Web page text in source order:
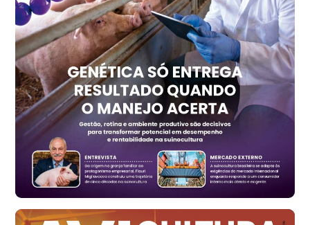
R$ 1.417,12
t
Trigo Atacado - Regional
RS
R$ 1.325,22
t
Ovo Vermelho - Regional
Vermelho
R$ 168,86
cx
Ovo Branco - Regional
Santa Maria do Jetibá (ES)